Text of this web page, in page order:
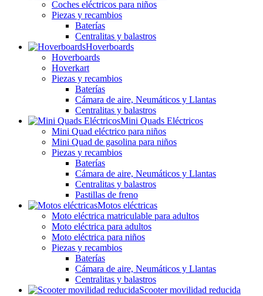
Coches eléctricos para niños
Piezas y recambios
Baterías
Centralitas y balastros
Hoverboards
Hoverboards
Hoverkart
Piezas y recambios
Baterías
Cámara de aire, Neumáticos y Llantas
Centralitas y balastros
Mini Quads Eléctricos
Mini Quad eléctrico para niños
Mini Quad de gasolina para niños
Piezas y recambios
Baterías
Cámara de aire, Neumáticos y Llantas
Centralitas y balastros
Pastillas de freno
Motos eléctricas
Moto eléctrica matriculable para adultos
Moto eléctrica para adultos
Moto eléctrica para niños
Piezas y recambios
Baterías
Cámara de aire, Neumáticos y Llantas
Centralitas y balastros
Scooter movilidad reducida